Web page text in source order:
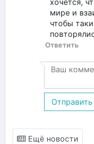
мире и
чтобы
Ответить
Отправить
Ещё новости